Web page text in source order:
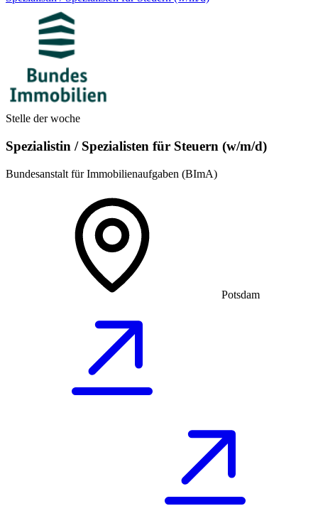
Stelle der woche
Spezialistin / Spezialisten für Steuern (w/m/d)
Bundesanstalt für Immobilienaufgaben (BImA)
Potsdam